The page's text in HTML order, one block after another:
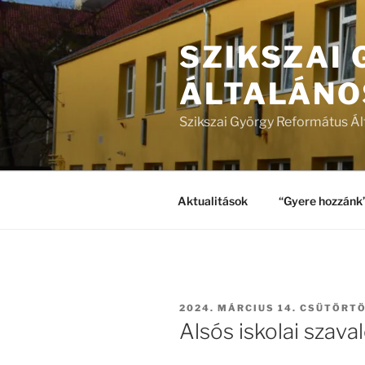
Tartalomhoz
SZIKSZAI
Szikszai György Református
Aktualitások “Gyere
BEKÜLDVE:
2024. MÁRCIUS 14.
Alsós iskolai